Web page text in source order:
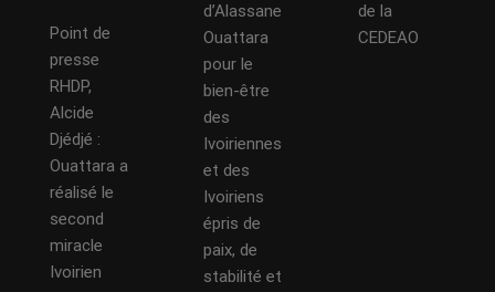
Point de
presse
RHDP,
Alcide
Djédjé :
Ouattara a
réalisé le
second
miracle
Ivoirien
d’Alassane
Ouattara
pour le
bien-être
des
Ivoiriennes
et des
Ivoiriens
épris de
paix, de
stabilité et
de la
CEDEAO